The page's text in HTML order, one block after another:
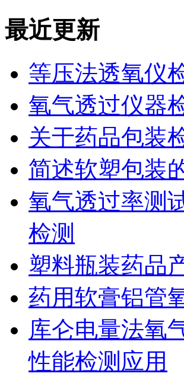
最近更新
等压法透氧仪
氧气透过仪器
关于药品包装
简述软塑包装
氧气透过率测
检测
塑料瓶装药品
药用软膏铝管
库仑电量法氧
性能检测应用